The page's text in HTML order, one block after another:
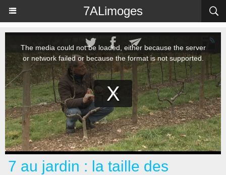
7ALimoges
7 au jardin : la taille des